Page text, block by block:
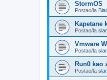
StormOS
Postao/la
Kapetane
Postao/la
Vmware
Postao/la
Run0 kao
Postao/la